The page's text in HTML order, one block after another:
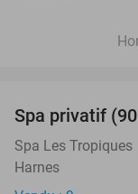
Spa privatif
Spa Les Tropiques
Harnes